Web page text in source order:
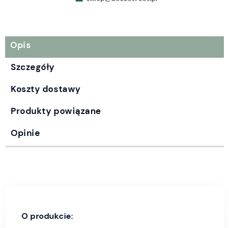
Opis
Szczegóły
Koszty dostawy
Produkty powiązane
Opinie
O produkcie: